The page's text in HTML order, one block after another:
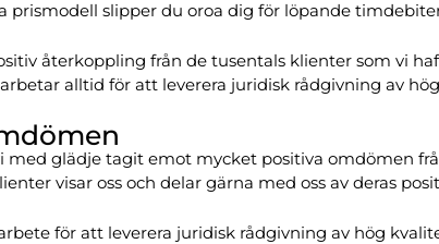
prismodell slipper du oroa dig för löpande
återkoppling från de tusentals klienter som vi
alltid för att leverera juridisk rådgivning av
med glädje tagit emot mycket positiva omdömen
visar oss och delar gärna med oss av deras
för att leverera juridisk rådgivning av hög